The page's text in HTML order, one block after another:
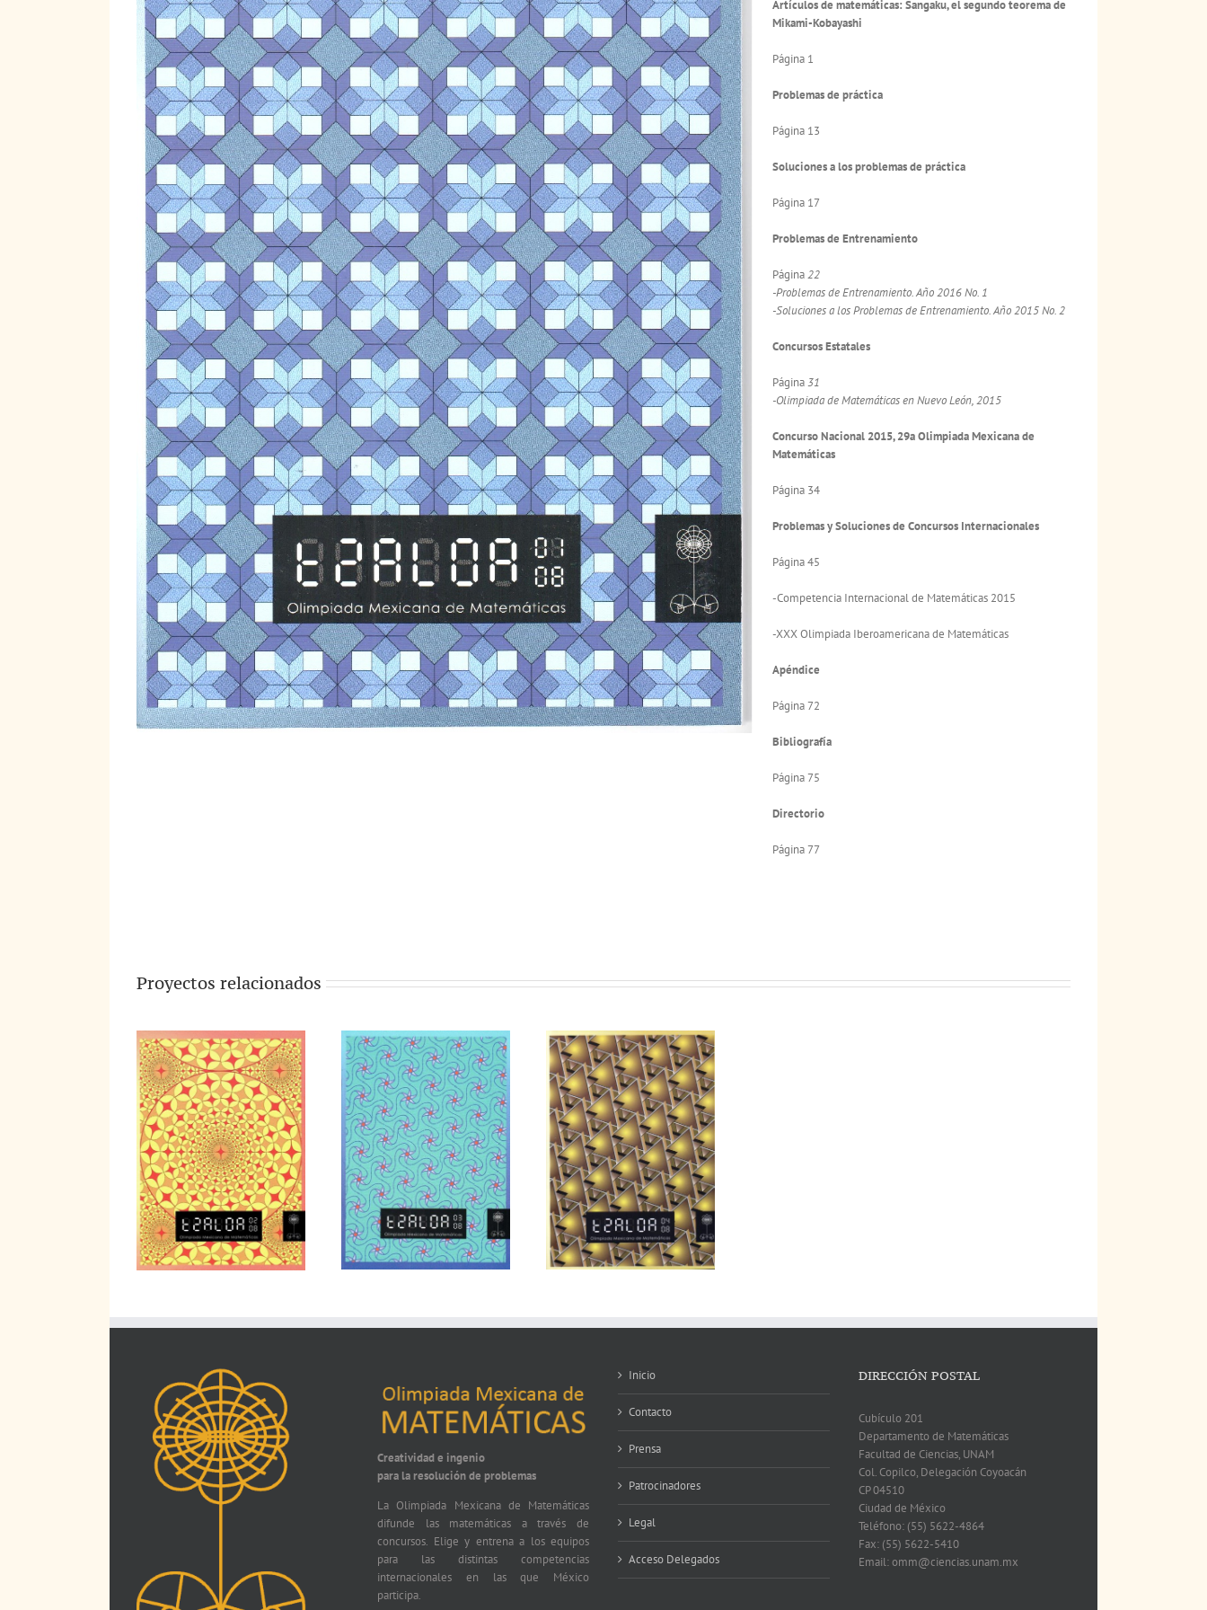
Artículos de matemáticas: Sangaku, el segundo teorema de
Mikami-Kobayashi
Página 1
Problemas de práctica
Página 13
Soluciones a los problemas de práctica
Página 17
Problemas de Entrenamiento
Página22
-Problemas de Entrenamiento. Año 2016 No. 1
-Soluciones a los Problemas de Entrenamiento. Año 2015 No. 2
Concursos Estatales
Página31
-Olimpiada de Matemáticas en Nuevo León, 2015
Concurso Nacional 2015, 29a Olimpiada Mexicana de
Matemáticas
Página 34
Problemas y Soluciones de Concursos Internacionales
Página 45
-Competencia Internacional de Matemáticas 2015
-XXX Olimpiada Iberoamericana de Matemáticas
Apéndice
Página 72
Bibliografía
Página 75
Directorio
Página 77
Proyectos relacionados
Creatividad e ingenio
para la resolución de problemas
La Olimpiada Mexicana de Matemáticas
difunde las matemáticas a través de
concursos. Elige y entrena a los equipos
para las distintas competencias
internacionales en las que México
participa.
Inicio
Contacto
Prensa
Patrocinadores
Legal
Acceso Delegados
DIRECCIÓN POSTAL
Cubículo 201
Departamento de Matemáticas
Facultad de Ciencias, UNAM
Col. Copilco, Delegación Coyoacán
CP 04510
Ciudad de México
Teléfono: (55) 5622-4864
Fax: (55) 5622-5410
Email: omm@ciencias.unam.mx